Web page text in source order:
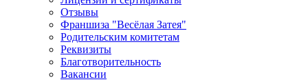
Отзывы
Франшиза "Весёлая Затея"
Родительским комитетам
Реквизиты
Благотворительность
Вакансии